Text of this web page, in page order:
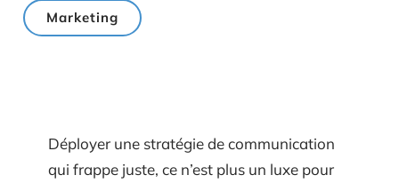
Marketing
Déployer une stratégie de communication
qui frappe juste, ce n’est plus un luxe pour